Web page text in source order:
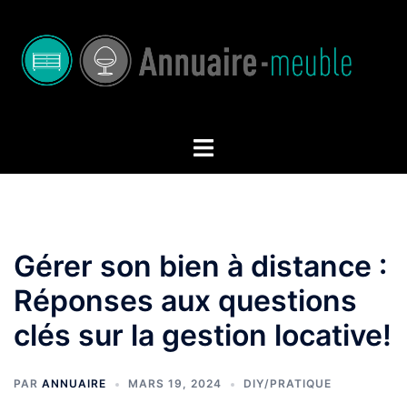
contenu
Ouvrir/fermer
Gérer son bien à distance :
Réponses aux questions
clés sur la gestion locative!
PAR ANNUAIRE MARS 19, 2024 DIY/PRATIQUE